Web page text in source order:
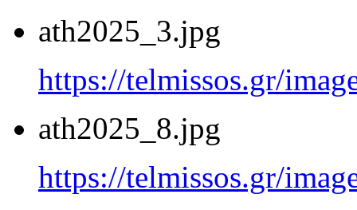
ath2025_3.jpg
https://telmissos.gr/
ath2025_8.jpg
https://telmissos.gr/